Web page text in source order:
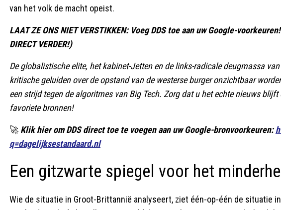
van het volk de macht opeist.
LAAT ZE ONS NIET VERSTIKKEN: Voeg DDS toe aan uw Google-
DIRECT VERDER!)
De globalistische elite, het kabinet-Jetten en de links-radicale deugmassa
kritische geluiden over de opstand van de westerse burger onzichtbaar
een strijd tegen de algoritmes van Big Tech. Zorg dat u het echte nieuws
favoriete bronnen!
🚀 Klik hier om DDS direct toe te voegen aan uw Google-bronvoorkeuren:
q=dagelijksestandaard.nl
Een gitzwarte spiegel voor het
Wie de situatie in Groot-Brittannië analyseert, ziet één-op-één de situatie